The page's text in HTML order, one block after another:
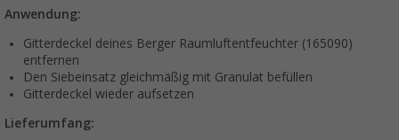
Anwendung:
Gitterdeckel deines Berger Raumluftentfeuchter (165090)
entfernen
Den Siebeinsatz gleichmäßig mit Granulat befüllen
Gitterdeckel wieder aufsetzen
Lieferumfang: